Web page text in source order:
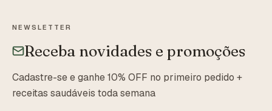
NEWSLETTER
Receba novidades e promoções
Cadastre-se e ganhe 10% OFF no primeiro pedido +
receitas saudáveis toda semana